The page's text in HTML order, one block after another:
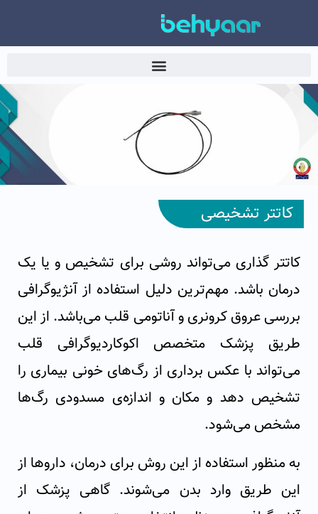
کاتتر تشخیصی
کاتتر گذاری می‌تواند روشی برای تشخیص و یا یک
درمان باشد. مهم‌ترین دلیل استفاده از آنژیوگرافی
بررسی عروق کرونری و آناتومی قلب می‌باشد. از این
طریق پزشک متخصص اکوکاردیوگرافی قلب
می‌تواند با عکس برداری از رگ‌های خونی بیماری را
تشخیص دهد و مکان و اندازه‌ی مسدودی رگ‌ها
مشخص می‌شود.
به منظور استفاده از این روش برای درمان، داروها از
این طریق وارد بدن می‌شوند. گاهی پزشک از